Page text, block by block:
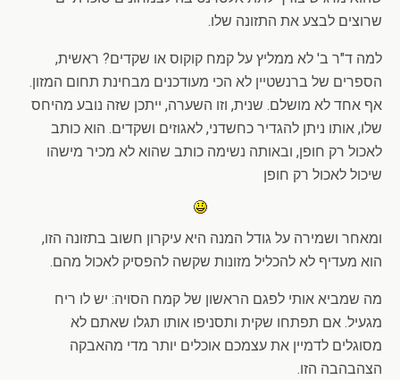
שרוצים לבצע את התזונה שלו.
למה ד"ר ב' לא ממליץ על קמח קוקוס או שקדים? ראשית,
הספרים של ברנשטיין לא הכי מעודכנים מבחינת תחום המזון.
אף אחד לא מושלם. שנית, וזו השערה, ייתכן שזה נובע מהיחס
שלו, אותו ניתן להגדיר כחשדני, לאגוזים ושקדים. הוא כותב
לאכול רק חופן, ובאותה נשימה כותב שהוא לא מכיר מישהו
שיכול לאכול רק חופן
ומאחר ושמירה על גודל המנה היא עיקרון חשוב בתזונה הזו,
הוא מעדיף לא להכליל מזונות שקשה להפסיק לאכול מהם.
מה שמביא אותי לפגם הראשון של קמח הסויה: יש לו ריח
מגעיל. אם תפתחו שקית ותסניפו אותו תגלו שאתם לא
מסוגלים לדמיין את עצמכם אוכלים יותר מדי מהאבקה
הצהבהבה הזו.